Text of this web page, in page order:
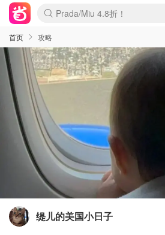
Prada/Miu 4.8折！
首页 攻略
缇儿的美国小日子